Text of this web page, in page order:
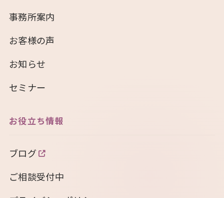
事務所案内
お客様の声
お知らせ
セミナー
お役立ち情報
ブログ
ご相談受付中